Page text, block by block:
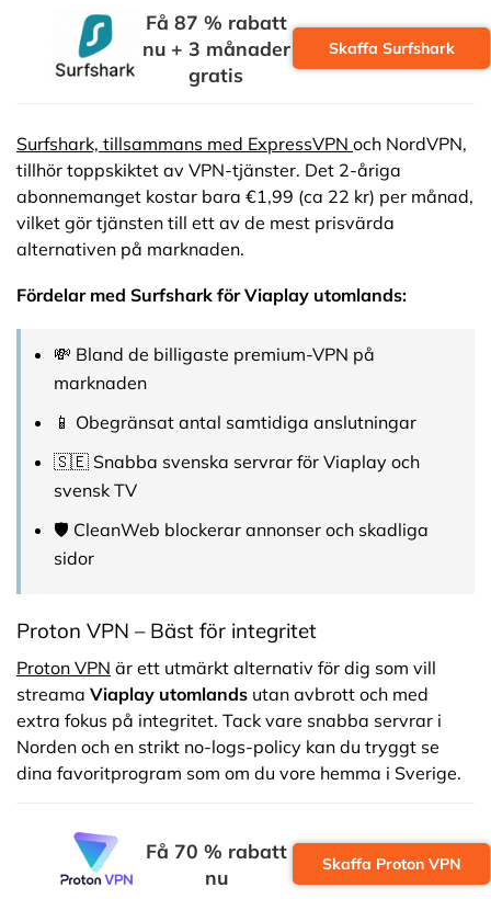
Få 87 % rabatt
nu + 3 månader
gratis
Skaffa Surfshark
Surfshark, tillsammans med ExpressVPN och NordVPN,
tillhör toppskiktet av VPN-tjänster. Det 2-åriga
abonnemanget kostar bara €1,99 (ca 22 kr) per månad,
vilket gör tjänsten till ett av de mest prisvärda
alternativen på marknaden.
Fördelar med Surfshark för Viaplay utomlands:
💸 Bland de billigaste premium-VPN på
marknaden
📱 Obegränsat antal samtidiga anslutningar
🇸🇪 Snabba svenska servrar för Viaplay och
svensk TV
🛡️ CleanWeb blockerar annonser och skadliga
sidor
Proton VPN – Bäst för integritet
Proton VPN är ett utmärkt alternativ för dig som vill
streama Viaplay utomlands utan avbrott och med
extra fokus på integritet. Tack vare snabba servrar i
Norden och en strikt no-logs-policy kan du tryggt se
dina favoritprogram som om du vore hemma i Sverige.
Få 70 % rabatt
nu
Skaffa Proton VPN